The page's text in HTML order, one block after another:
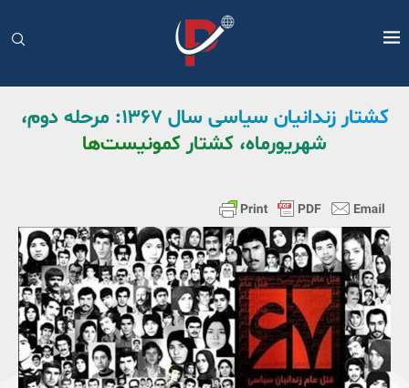
کشتار زندانیان سیاسی سال ۱۳۶۷: مرحله دوم،
شهریورماه، کشتار کمونیست‌ها